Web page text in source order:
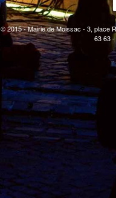
© 2015 - Mairie de Moissac - 3, place
63 63